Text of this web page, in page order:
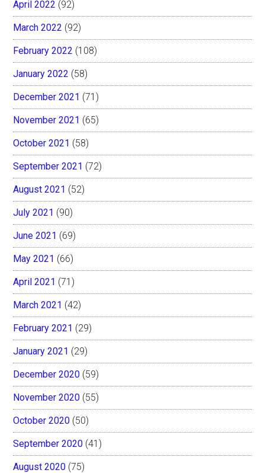
April 2022 (92)
March 2022 (92)
February 2022 (108)
January 2022 (58)
December 2021 (71)
November 2021 (65)
October 2021 (58)
September 2021 (72)
August 2021 (52)
July 2021 (90)
June 2021 (69)
May 2021 (66)
April 2021 (71)
March 2021 (42)
February 2021 (29)
January 2021 (29)
December 2020 (59)
November 2020 (55)
October 2020 (50)
September 2020 (41)
August 2020 (75)